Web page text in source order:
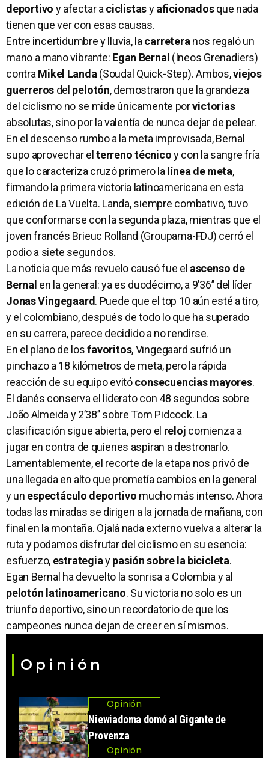
deportivo y afectar aciclistasyaficionadosque nada
tienen que ver con esas causas.
Entre incertidumbre y lluvia, lacarreteranos regaló un
mano a mano vibrante: Egan Bernal (Ineos Grenadiers)
contraMikel Landa(Soudal Quick-Step). Ambos,viejos
guerreros del pelotón, demostraron que la grandeza
del ciclismo no se mide únicamente porvictorias
absolutas, sino por la valentía de nunca dejar de pelear.
En el descenso rumbo a la meta improvisada, Bernal
supo aprovechar elterreno técnicoy con la sangre fría
que lo caracteriza cruzó primero la línea de meta,
firmando la primera victoria latinoamericana en esta
edición de La Vuelta. Landa, siempre combativo, tuvo
que conformarse con la segunda plaza, mientras que el
joven francés Brieuc Rolland (Groupama-FDJ) cerró el
podio a siete segundos.
La noticia que más revuelo causó fue el ascenso de
Bernal en la general: ya es duodécimo, a 9’36’’ del líder
Jonas Vingegaard. Puede que el top 10 aún esté a tiro,
y el colombiano, después de todo lo que ha superado
en su carrera, parece decidido a no rendirse.
En el plano de losfavoritos, Vingegaard sufrió un
pinchazo a 18 kilómetros de meta, pero la rápida
reacción de su equipo evitóconsecuencias mayores.
El danés conserva el liderato con 48 segundos sobre
João Almeida y 2’38’’ sobre Tom Pidcock. La
clasificación sigue abierta, pero el reloj comienza a
jugar en contra de quienes aspiran a destronarlo.
Lamentablemente, el recorte de la etapa nos privó de
una llegada en alto que prometía cambios en la general
y un espectáculo deportivo mucho más intenso. Ahora
todas las miradas se dirigen a la jornada de mañana, con
final en la montaña. Ojalá nada externo vuelva a alterar la
ruta y podamos disfrutar del ciclismo en su esencia:
esfuerzo, estrategiaypasión sobre la bicicleta.
Egan Bernal ha devuelto la sonrisa a Colombia y al
pelotón latinoamericano. Su victoria no solo es un
triunfo deportivo, sino un recordatorio de que los
campeones nunca dejan de creer en sí mismos.
Opinión
Opinión
Niewiadoma domó al Gigante de
Provenza
Opinión